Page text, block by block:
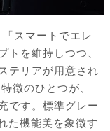
スマートでエレ
トを維持しつつ、
テリアが用意され
徴のひとつが、
です。標準グレー
た機能美を象徴す